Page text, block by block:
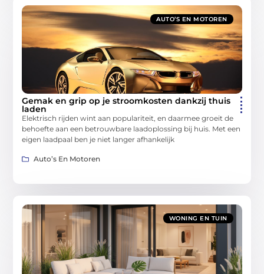
AUTO’S EN MOTOREN
Gemak en grip op je stroomkosten dankzij thuis
laden
Elektrisch rijden wint aan populariteit, en daarmee groeit de
behoefte aan een betrouwbare laadoplossing bij huis. Met een
eigen laadpaal ben je niet langer afhankelijk
Auto’s En Motoren
WONING EN TUIN